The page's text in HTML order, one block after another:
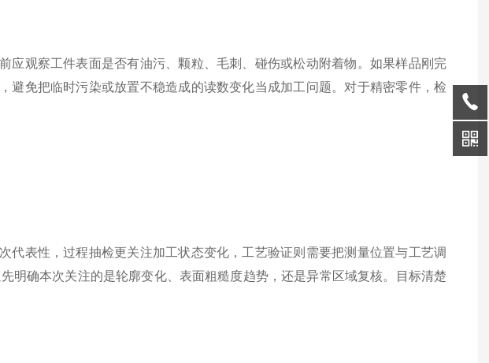
应观察工件表面是否有油污、颗粒、毛刺、碰伤或松动附着物。如果样品刚完
避免把临时污染或放置不稳造成的读数变化当成加工问题。对于精密零件，检
代表性，过程抽检更关注加工状态变化，工艺验证则需要把测量位置与工艺调
明确本次关注的是轮廓变化、表面粗糙度趋势，还是异常区域复核。目标清楚